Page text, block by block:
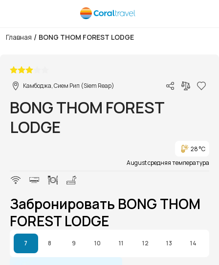
Главная / BONG THOM FOREST LODGE
Камбоджа, Сием Рип (Siem Reap)
BONG THOM FOREST
LODGE
28 °C
August средняя температура
Забронировать BONG THOM
FOREST LODGE
7 8 9 10 11 12 13 14